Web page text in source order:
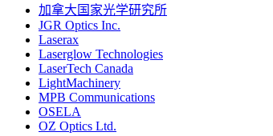
加拿大国家光学研究所
JGR Optics Inc.
Laserax
Laserglow Technologies
LaserTech Canada
LightMachinery
MPB Communications
OSELA
OZ Optics Ltd.